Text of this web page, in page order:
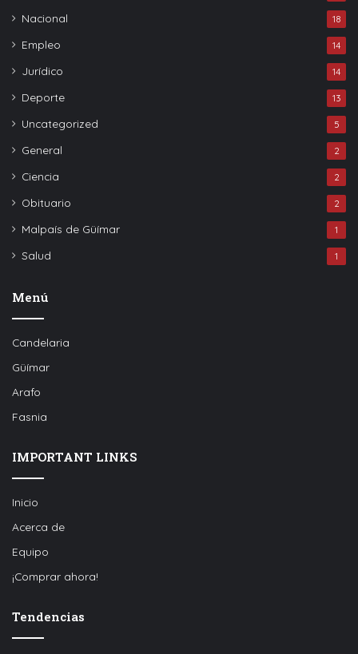
Nacional 18
Empleo 14
Jurídico 14
Deporte 13
Uncategorized 5
General 2
Ciencia 2
Obituario 2
Malpaís de Güímar 1
Salud 1
Menú
Candelaria
Güímar
Arafo
Fasnia
IMPORTANT LINKS
Inicio
Acerca de
Equipo
¡Comprar ahora!
Tendencias